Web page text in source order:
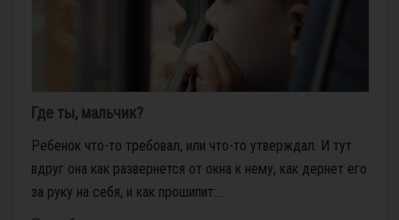
Где ты, мальчик?
Ребенок что-то требовал, или что-то утверждал. И тут
вдруг она как развернется от окна к нему, как дернет его
за руку на себя, и как прошипит:...